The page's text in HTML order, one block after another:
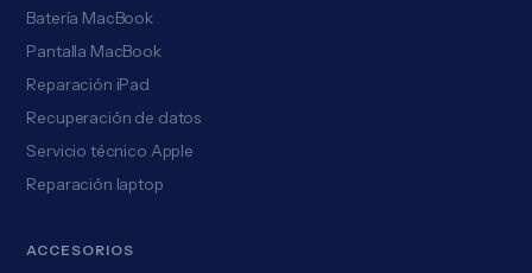
Batería MacBook
Pantalla MacBook
Reparación iPad
Recuperación de datos
Servicio técnico Apple
Reparación laptop
ACCESORIOS